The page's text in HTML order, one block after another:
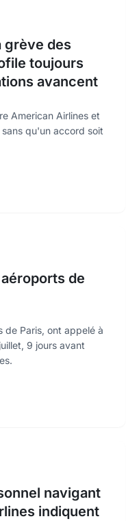
grève des
toujours
avancent
American Airlines et
qu'un accord soit
de
de Paris, ont appelé à
9 jours avant
navigant
indiquent